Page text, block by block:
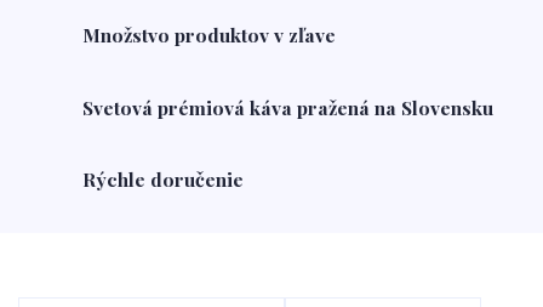
Množstvo produktov v zľave
Svetová prémiová káva pražená na Slovensku
Rýchle doručenie